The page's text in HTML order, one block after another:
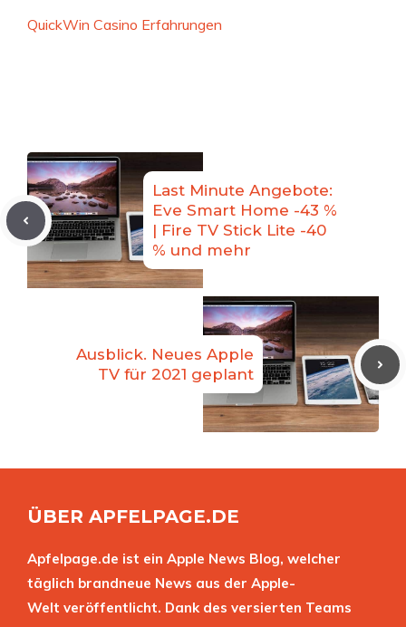
QuickWin Casino Erfahrungen
Last Minute Angebote:
Eve Smart Home -43 %
| Fire TV Stick Lite -40
% und mehr
Ausblick. Neues Apple
TV für 2021 geplant
ÜBER APFELPAGE.DE
Apfelpage.de ist ein Apple News Blog, welcher
täglich brandneue News aus der Apple-
Welt veröffentlicht. Dank des versierten Teams